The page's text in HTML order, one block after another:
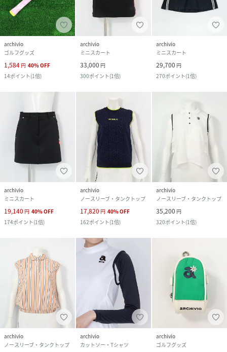
archivio
ゴルフグッズ
1,584 円 40%OFF
14ポイント(1倍)
archivio
ミニスカート
33,000 円
300ポイント(1倍)
archivio
ミニスカート
29,700 円
270ポイント(1倍)
archivio
ミニスカート
19,140 円 40%OFF
174ポイント(1倍)
archivio
ノースリーブ・タンクトップ
17,820 円 40%OFF
162ポイント(1倍)
archivio
ノースリーブ・タンクトップ
35,200 円
320ポイント(1倍)
archivio
ノースリーブ・タンクトップ
archivio
カットソー・Tシャツ
archivio
ゴルフグッズ